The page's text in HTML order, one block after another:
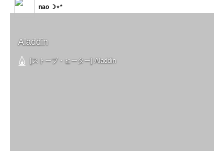
Aladdin
[ストーブ・ヒーター] Aladdin
nao ☽⋆*